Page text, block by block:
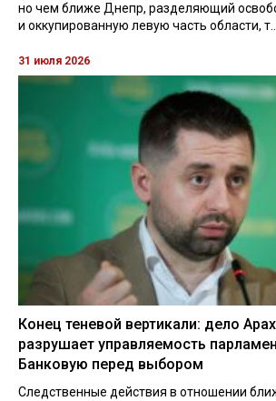
но чем ближе Днепр, разделяющий
и оккупированную левую часть области,
31 июля 2026
Конец теневой вертикали: дело
разрушает управляемость
Банковую перед выбором
Следственные действия в отношении